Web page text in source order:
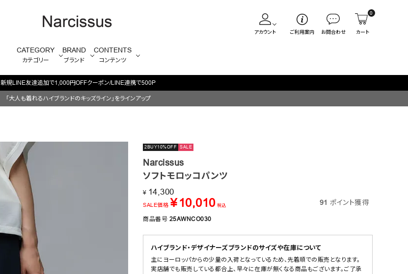
アカウント ご利用案内 お問合わせ
0
カート
CATEGORY
カテゴリー
SALE
BRAND
ブランド
CONTENTS
コンテンツ
新規LINE友達追加で1,000円OFFクーポン/LINE連携で500P
「大人も着れるハイブランドのキッズライン」をラインアップ
2BUY10%OFF SALE
Narcissus
ソフトモロッコパンツ
¥ 14,300
SALE価格 ¥ 10,010 税込 91 ポイント獲得
商品番号 25AWNCO030
ハイブランド・デザイナーズブランドのサイズや在庫について
主にヨーロッパからの少量の入荷となっているため、先着順での販売となります。
実店舗でも販売している都合上、早々に在庫が無くなる商品もございます。ご了承